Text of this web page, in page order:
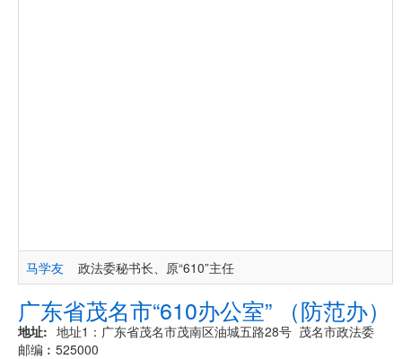
马学友 政法委秘书长、原“610”主任
广东省茂名市“610办公室” （防范办）
地址
地址1：广东省茂名市茂南区油城五路28号 茂名市政法委
邮编︰525000